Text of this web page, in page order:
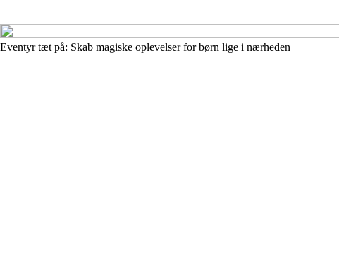
Eventyr tæt på: Skab magiske oplevelser for børn lige i nærheden